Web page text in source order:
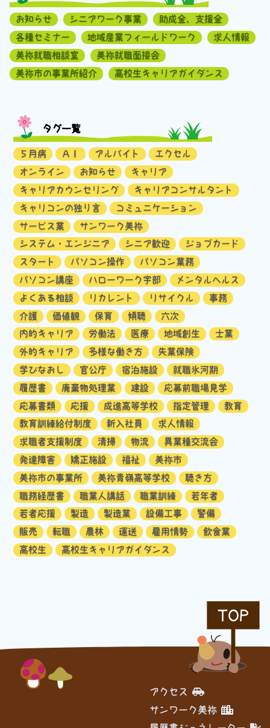
お知らせ シニアワーク事業
助成金、支援金
各種セミナー
地域産業フィールドワーク
求人情報
美祢就職相談室
美祢就職面接会
美祢市の事業所紹介
高校生キャリアガイダンス
タグ一覧
５月病 ＡＩ アルバイト
エクセル
オンライン
お知らせ
キャリア
キャリアカウンセリング
キャリアコンサルタント
キャリコンの独り言
コミュニケーション
サービス業
サンワーク美祢
システム・エンジニア
シニア歓迎
ジョブカード
スタート
パソコン操作
パソコン業務
パソコン講座
ハローワーク宇部
メンタルヘルス
よくある相談
リカレント リサイクル
事務
介護
価値観 保育 傾聴
六次
内的キャリア
労働法 医療 地域創生
士業
外的キャリア
多様な働き方
失業保険
学びなおし
官公庁 宿泊施設
就職氷河期
履歴書
廃棄物処理業 建設
応募前職場見学
応募書類
応援 成進高等学校 指定管理
教育
教育訓練給付制度
新入社員
求人情報
求職者支援制度
清掃 物流
異業種交流会
発達障害
矯正施設 福祉
美祢市
美祢市の事業所
美祢青嶺高等学校
聴き方
職務経歴書
職業人講話 職業訓練
若年者
若者応援
製造 製造業 設備工事
警備
販売
転職 農林 運送 雇用情勢
飲食業
高校生
高校生キャリアガイダンス
TOP
アクセス
サンワーク美祢